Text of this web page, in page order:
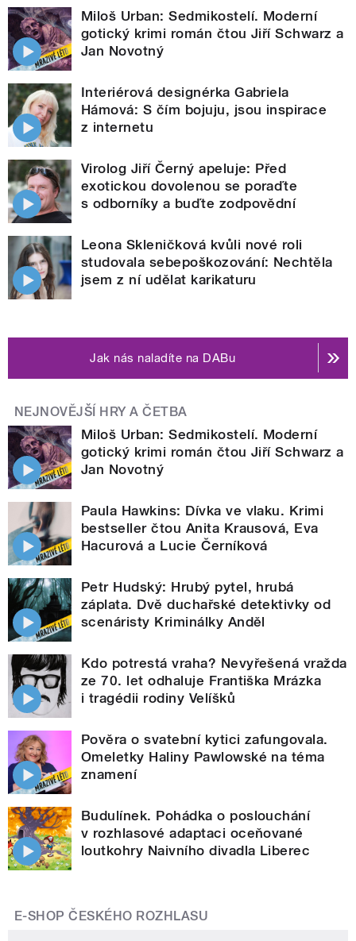
Miloš Urban: Sedmikostelí. Moderní
gotický krimi román čtou Jiří Schwarz a
Jan Novotný
Interiérová designérka Gabriela
Hámová: S čím bojuju, jsou inspirace
z internetu
Virolog Jiří Černý apeluje: Před
exotickou dovolenou se poraďte
s odborníky a buďte zodpovědní
Leona Skleničková kvůli nové roli
studovala sebepoškozování: Nechtěla
jsem z ní udělat karikaturu
Jak nás naladíte na DABu
NEJNOVĚJŠÍ HRY A ČETBA
Miloš Urban: Sedmikostelí. Moderní
gotický krimi román čtou Jiří Schwarz a
Jan Novotný
Paula Hawkins: Dívka ve vlaku. Krimi
bestseller čtou Anita Krausová, Eva
Hacurová a Lucie Černíková
Petr Hudský: Hrubý pytel, hrubá
záplata. Dvě duchařské detektivky od
scenáristy Kriminálky Anděl
Kdo potrestá vraha? Nevyřešená vražda
ze 70. let odhaluje Františka Mrázka
i tragédii rodiny Velíšků
Pověra o svatební kytici zafungovala.
Omeletky Haliny Pawlowské na téma
znamení
Budulínek. Pohádka o poslouchání
v rozhlasové adaptaci oceňované
loutkohry Naivního divadla Liberec
E-SHOP ČESKÉHO ROZHLASU